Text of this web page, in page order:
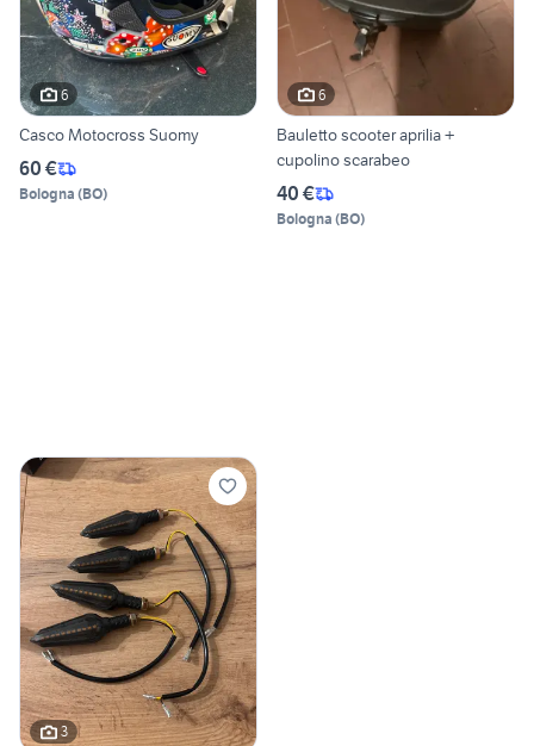
6
Casco Motocross Suomy
60 €
Bologna (BO)
6
Bauletto scooter aprilia +
cupolino scarabeo
40 €
Bologna (BO)
3